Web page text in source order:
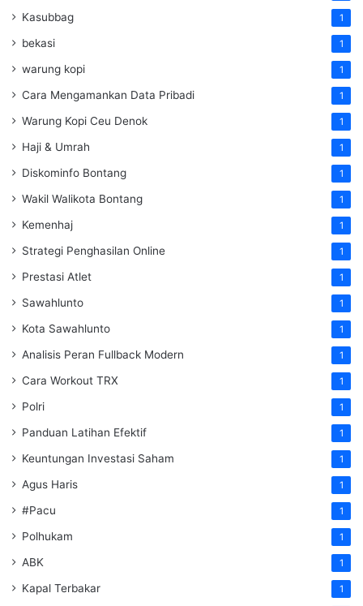
Kasubbag 1
bekasi 1
warung kopi 1
Cara Mengamankan Data Pribadi 1
Warung Kopi Ceu Denok 1
Haji & Umrah 1
Diskominfo Bontang 1
Wakil Walikota Bontang 1
Kemenhaj 1
Strategi Penghasilan Online 1
Prestasi Atlet 1
Sawahlunto 1
Kota Sawahlunto 1
Analisis Peran Fullback Modern 1
Cara Workout TRX 1
Polri 1
Panduan Latihan Efektif 1
Keuntungan Investasi Saham 1
Agus Haris 1
#Pacu 1
Polhukam 1
ABK 1
Kapal Terbakar 1